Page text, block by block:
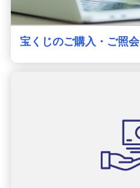
宝くじのご購入・ご照会